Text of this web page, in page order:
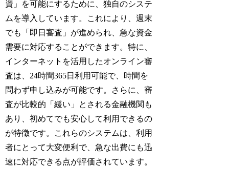
資」を可能にするために、独自のシステ
ムを導入しています。これにより、週末
でも「即日審査」が進められ、急な資金
需要に対応することができます。特に、
インターネットを活用したオンライン審
査は、24時間365日利用可能で、時間を
問わず申し込みが可能です。さらに、審
査が比較的「緩い」とされる金融機関も
あり、初めてでも安心して利用できるの
が特徴です。これらのシステムは、利用
者にとって大変便利で、急な出費にも迅
速に対応できる点が評価されています。